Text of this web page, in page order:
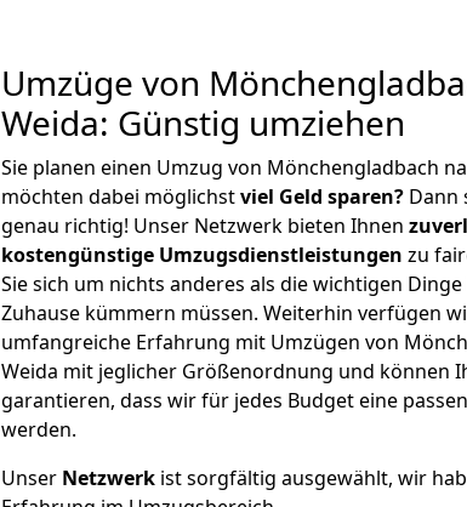
Umzüge von
Weida: Günstig umziehen
Sie planen einen Umzug von Mönchengladbach
möchten dabei möglichstviel Geld sparen? Dann
genau richtig! Unser Netzwerk bieten Ihnen
kostengünstige Umzugsdienstleistungen zu
Sie sich um nichts anderes als die wichtigen
Zuhause kümmern müssen. Weiterhin verfügen
umfangreiche Erfahrung mit Umzügen von
Weida mit jeglicher Größenordnung und können
garantieren, dass wir für jedes Budget eine
werden.
Unser Netzwerk ist sorgfältig ausgewählt, wir